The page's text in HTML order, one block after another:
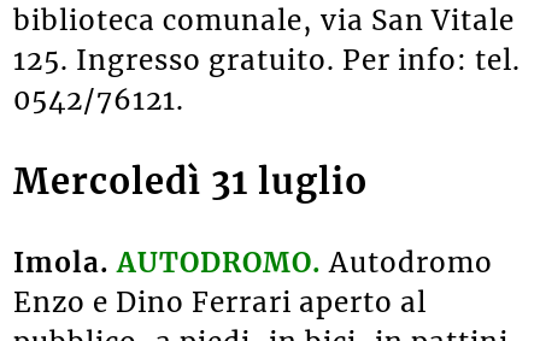
biblioteca comunale, via San Vitale
125. Ingresso gratuito. Per info: tel.
0542/76121.
Mercoledì 31 luglio
Imola.AUTODROMO. Autodromo
Enzo e Dino Ferrari aperto al